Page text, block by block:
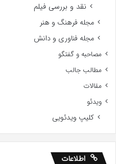
نقد و بررسی فیلم
مجله فرهنگ و هنر
مجله فناوری و دانش
مصاحبه و گفتگو
مطالب جالب
مقالات
ویدئو
کلیپ ویدئویی
اطلاعات